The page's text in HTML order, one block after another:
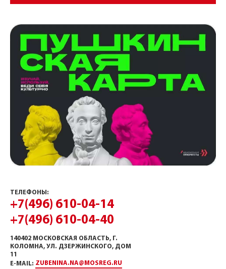
ТЕЛЕФОНЫ:
+7(496) 610-04-14
+7(496) 610-04-40
140402 МОСКОВСКАЯ ОБЛАСТЬ, Г.
КОЛОМНА, УЛ. ДЗЕРЖИНСКОГО, ДОМ
11
E-MAIL: ZUBENINA.NA@MOSREG.RU